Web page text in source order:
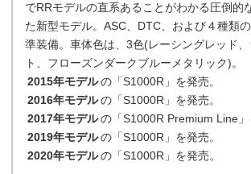
でRRモデルの直系あることがわかる圧倒的
た新型モデル。ASC、DTC、および４種類
準装備。車体色は、3色(レーシングレッド
ト、フローズンダークブルーメタリック)。
2015年モデルの「S1000R」を発売。
2016年モデルの「S1000R」を発売。
2017年モデルの「S1000R Premium Line」
2019年モデルの「S1000R」を発売。
2020年モデルの「S1000R」を発売。